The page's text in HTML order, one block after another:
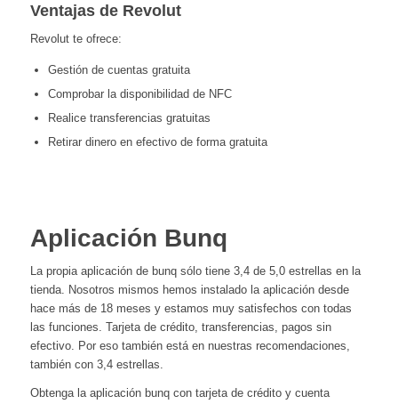
Ventajas de Revolut
Revolut te ofrece:
Gestión de cuentas gratuita
Comprobar la disponibilidad de NFC
Realice transferencias gratuitas
Retirar dinero en efectivo de forma gratuita
Aplicación Bunq
La propia aplicación de bunq sólo tiene 3,4 de 5,0 estrellas en la
tienda. Nosotros mismos hemos instalado la aplicación desde
hace más de 18 meses y estamos muy satisfechos con todas
las funciones. Tarjeta de crédito, transferencias, pagos sin
efectivo. Por eso también está en nuestras recomendaciones,
también con 3,4 estrellas.
Obtenga la aplicación bunq con tarjeta de crédito y cuenta